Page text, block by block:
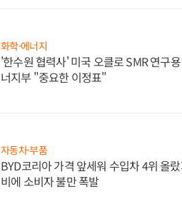
화학·에너지
'한수원 협력사' 미국 오클로 SMR 연구
너지부 "중요한 이정표"
자동차·부품
BYD코리아 가격 앞세워 수입차 4위 올
비에 소비자 불만 폭발